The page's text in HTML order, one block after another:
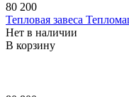
80 200
Тепловая завеса
Нет в наличии
В корзину